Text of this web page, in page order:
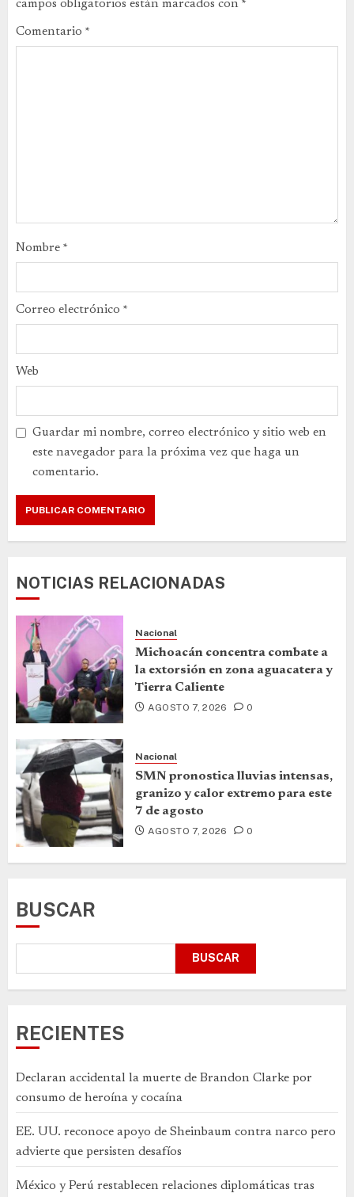
campos obligatorios están marcados con *
Comentario *
Nombre *
Correo electrónico *
Web
Guardar mi nombre, correo electrónico y sitio web en
este navegador para la próxima vez que haga un
comentario.
NOTICIAS RELACIONADAS
Nacional
Michoacán concentra combate a
la extorsión en zona aguacatera y
Tierra Caliente
AGOSTO 7, 2026 0
Nacional
SMN pronostica lluvias intensas,
granizo y calor extremo para este
7 de agosto
AGOSTO 7, 2026 0
BUSCAR
BUSCAR
RECIENTES
Declaran accidental la muerte de Brandon Clarke por
consumo de heroína y cocaína
EE. UU. reconoce apoyo de Sheinbaum contra narco pero
advierte que persisten desafíos
México y Perú restablecen relaciones diplomáticas tras